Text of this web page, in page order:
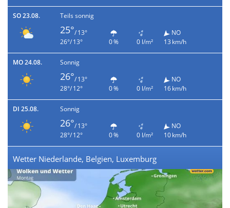
SO 23.08. Teils sonnig
25°/ 13°
26°/ 13°
0 % 0 l/m²
NO
13 km/h
MO 24.08. Sonnig
26°/ 13°
28°/ 12°
0 % 0 l/m²
NO
16 km/h
DI 25.08. Sonnig
26°/ 13°
28°/ 12°
0 % 0 l/m²
NO
10 km/h
Wetter Niederlande, Belgien, Luxemburg